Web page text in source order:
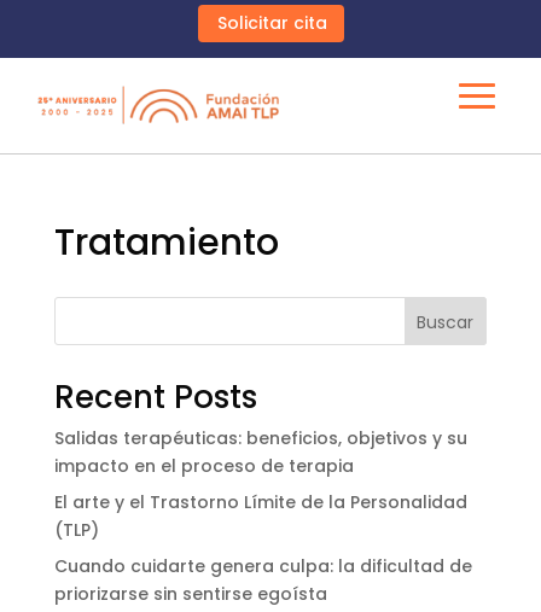
Solicitar cita
Tratamiento
Buscar
Recent Posts
Salidas terapéuticas: beneficios, objetivos y su
impacto en el proceso de terapia
El arte y el Trastorno Límite de la Personalidad
(TLP)
Cuando cuidarte genera culpa: la dificultad de
priorizarse sin sentirse egoísta